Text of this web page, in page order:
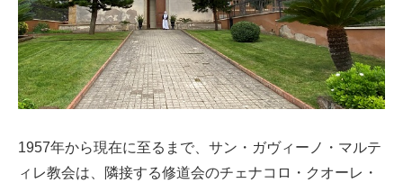
1957年から現在に至るまで、サン・ガヴィーノ・マルテ
ィレ教会は、隣接する修道会のチェナコロ・クオーレ・